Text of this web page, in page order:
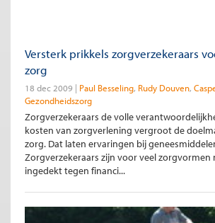
Versterk prikkels zorgverzekeraars
zorg
18 dec 2009 Paul Besseling Rudy Douven
Gezondheidszorg
Zorgverzekeraars de volle
kosten van zorgverlening vergroot de
zorg. Dat laten ervaringen bij
Zorgverzekeraars zijn voor veel zorgvormen
ingedekt tegen financi...